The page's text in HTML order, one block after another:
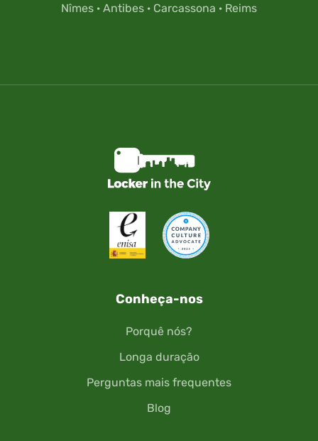
Nîmes · Antibes · Carcassona · Reims
Conheça-nos
Porquê nós?
Longa duração
Perguntas mais frequentes
Blog